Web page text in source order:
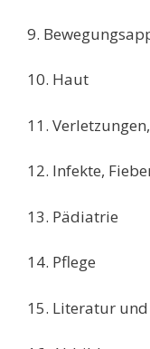
9.
10. Haut
11.
12. Infekte,
13. Pädiatrie
14. Pflege
15. Literatur und